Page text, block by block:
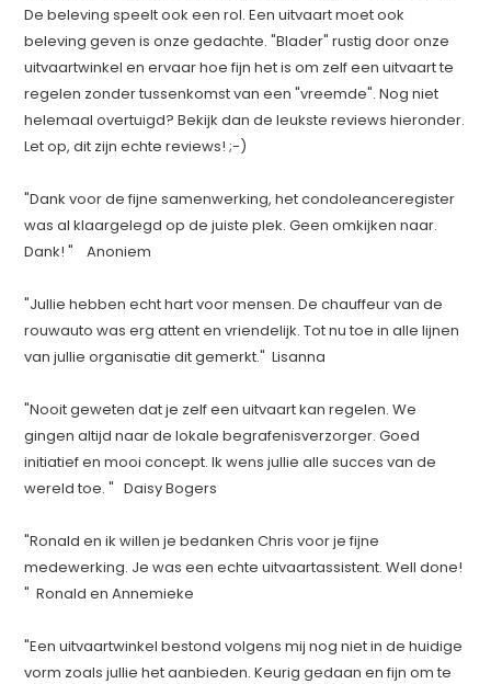
De beleving speelt ook een rol. Een uitvaart moet ook
beleving geven is onze gedachte. "Blader" rustig door onze
uitvaartwinkel en ervaar hoe fijn het is om zelf een uitvaart te
regelen zonder tussenkomst van een "vreemde". Nog niet
helemaal overtuigd? Bekijk dan de leukste reviews hieronder.
Let op, dit zijn echte reviews! ;-)
"Dank voor de fijne samenwerking, het condoleanceregister
was al klaargelegd op de juiste plek. Geen omkijken naar.
Dank! " Anoniem
"Jullie hebben echt hart voor mensen. De chauffeur van de
rouwauto was erg attent en vriendelijk. Tot nu toe in alle lijnen
van jullie organisatie dit gemerkt." Lisanna
"Nooit geweten dat je zelf een uitvaart kan regelen. We
gingen altijd naar de lokale begrafenisverzorger. Goed
initiatief en mooi concept. Ik wens jullie alle succes van de
wereld toe. " Daisy Bogers
"Ronald en ik willen je bedanken Chris voor je fijne
medewerking. Je was een echte uitvaartassistent. Well done!
" Ronald en Annemieke
"Een uitvaartwinkel bestond volgens mij nog niet in de huidige
vorm zoals jullie het aanbieden. Keurig gedaan en fijn om te